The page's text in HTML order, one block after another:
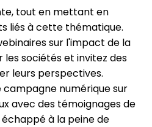
tout en mettant en
liés à cette thématique.
sur l'impact de la
les sociétés et invitez des
leurs perspectives.
campagne numérique sur
avec des témoignages de
à la peine de